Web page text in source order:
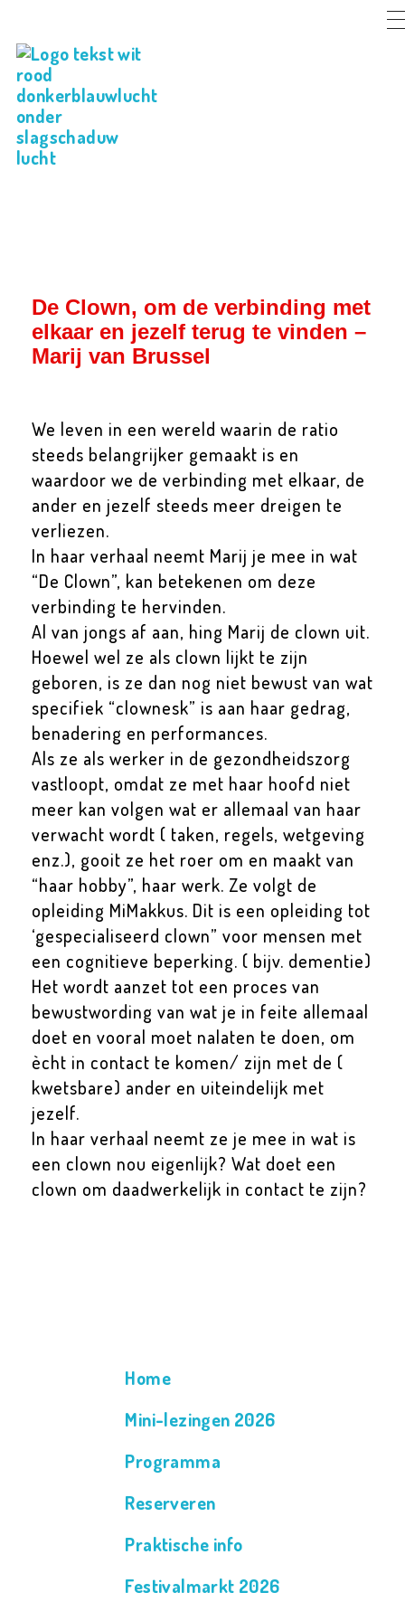
De Clown, om de verbinding met
elkaar en jezelf terug te vinden –
Marij van Brussel
We leven in een wereld waarin de ratio
steeds belangrijker gemaakt is en
waardoor we de verbinding met elkaar, de
ander en jezelf steeds meer dreigen te
verliezen.
In haar verhaal neemt Marij je mee in wat
“De Clown”, kan betekenen om deze
verbinding te hervinden.
Al van jongs af aan, hing Marij de clown uit.
Hoewel wel ze als clown lijkt te zijn
geboren, is ze dan nog niet bewust van wat
specifiek “clownesk” is aan haar gedrag,
benadering en performances.
Als ze als werker in de gezondheidszorg
vastloopt, omdat ze met haar hoofd niet
meer kan volgen wat er allemaal van haar
verwacht wordt ( taken, regels, wetgeving
enz.), gooit ze het roer om en maakt van
“haar hobby”, haar werk. Ze volgt de
opleiding MiMakkus. Dit is een opleiding tot
‘gespecialiseerd clown” voor mensen met
een cognitieve beperking. ( bijv. dementie)
Het wordt aanzet tot een proces van
bewustwording van wat je in feite allemaal
doet en vooral moet nalaten te doen, om
ècht in contact te komen/ zijn met de (
kwetsbare) ander en uiteindelijk met
jezelf.
In haar verhaal neemt ze je mee in wat is
een clown nou eigenlijk? Wat doet een
clown om daadwerkelijk in contact te zijn?
Home
Mini-lezingen 2026
Programma
Reserveren
Praktische info
Festivalmarkt 2026